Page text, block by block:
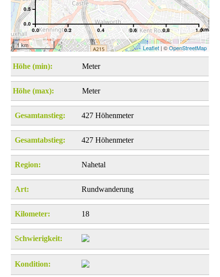
0.0 0.2 0.4 0.6 0.8 1.0km
0.0
0.5
1 km Leaflet| ©OpenStreetMap
Höhe (min): Meter
Höhe (max): Meter
Gesamtanstieg: 427 Höhenmeter
Gesamtabstieg: 427 Höhenmeter
Region: Nahetal
Art: Rundwanderung
Kilometer: 18
Schwierigkeit:
Kondition: